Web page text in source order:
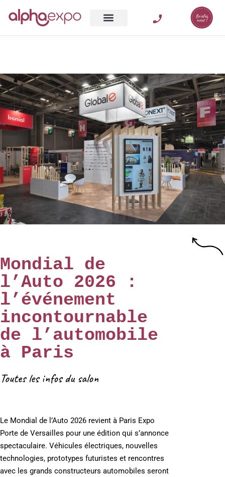
Mondial de
l’Auto 2026 :
l’événement
incontournable
de l’automobile
à Paris
Toutes les infos du salon
Le Mondial de l’Auto 2026 revient à Paris Expo
Porte de Versailles pour une édition qui s’annonce
spectaculaire. Véhicules électriques, nouvelles
technologies, prototypes futuristes et rencontres
avec les grands constructeurs automobiles seront